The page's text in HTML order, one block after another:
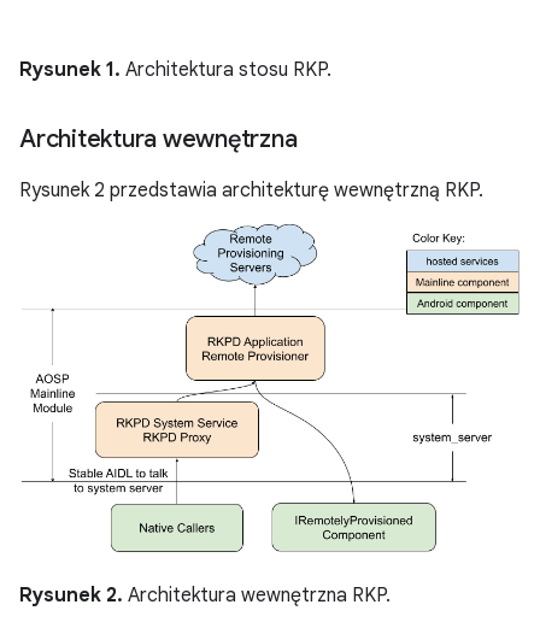
Rysunek 1. Architektura stosu RKP.
Architektura wewnętrzna
Rysunek 2 przedstawia architekturę wewnętrzną RKP.
Rysunek 2. Architektura wewnętrzna RKP.